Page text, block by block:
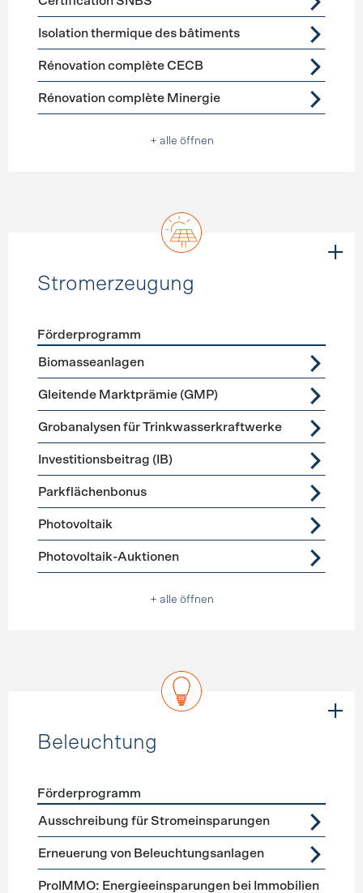
Isolation thermique des bâtiments
Rénovation complète CECB
Rénovation complète Minergie
+ alle öffnen
Stromerzeugung
Förderprogramme
Förderprogramm
Biomasseanlagen
Gleitende Marktprämie (GMP)
Grobanalysen für Trinkwasserkraftwerke
Investitionsbeitrag (IB)
Parkflächenbonus
Photovoltaik
Photovoltaik-Auktionen
+ alle öffnen
Beleuchtung
Förderprogramme Beleuchtung
Förderprogramm
Ausschreibung für Stromeinsparungen
Erneuerung von Beleuchtungsanlagen
ProIMMO: Energieeinsparungen bei Immobilien